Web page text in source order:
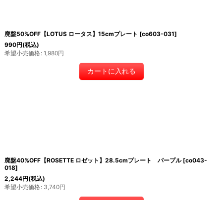
廃盤50%OFF【LOTUS ロータス】15cmプレート [co603-031]
990円(税込)
希望小売価格: 1,980円
カートに入れる
廃盤40%OFF【ROSETTE ロゼット】28.5cmプレート パープル [co043-
018]
2,244円(税込)
希望小売価格: 3,740円